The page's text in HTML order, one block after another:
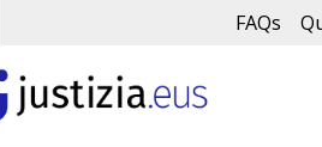
FAQs